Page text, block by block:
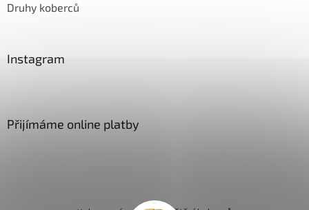
Druhy koberců
Instagram
Přijímáme online platby